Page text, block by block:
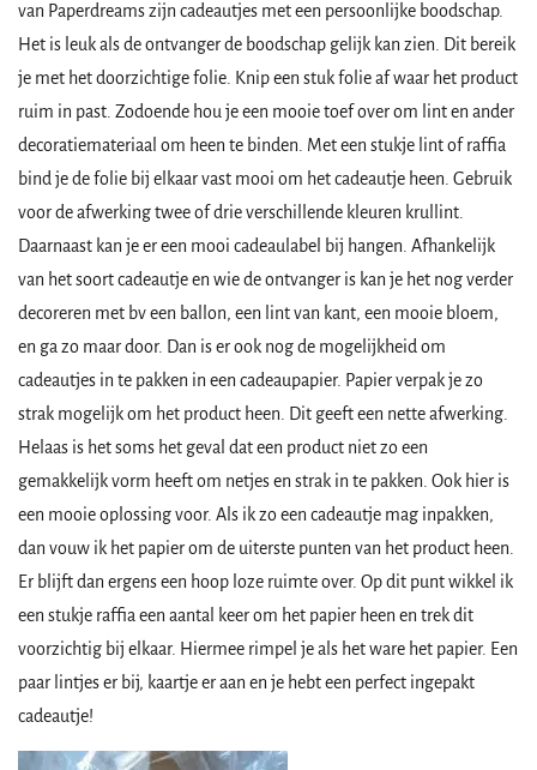
van Paperdreams zijn cadeautjes met een persoonlijke boodschap.
Het is leuk als de ontvanger de boodschap gelijk kan zien. Dit bereik
je met het doorzichtige folie. Knip een stuk folie af waar het product
ruim in past. Zodoende hou je een mooie toef over om lint en ander
decoratiemateriaal om heen te binden. Met een stukje lint of raffia
bind je de folie bij elkaar vast mooi om het cadeautje heen. Gebruik
voor de afwerking twee of drie verschillende kleuren krullint.
Daarnaast kan je er een mooi cadeaulabel bij hangen. Afhankelijk
van het soort cadeautje en wie de ontvanger is kan je het nog verder
decoreren met bv een ballon, een lint van kant, een mooie bloem,
en ga zo maar door. Dan is er ook nog de mogelijkheid om
cadeautjes in te pakken in een cadeaupapier. Papier verpak je zo
strak mogelijk om het product heen. Dit geeft een nette afwerking.
Helaas is het soms het geval dat een product niet zo een
gemakkelijk vorm heeft om netjes en strak in te pakken. Ook hier is
een mooie oplossing voor. Als ik zo een cadeautje mag inpakken,
dan vouw ik het papier om de uiterste punten van het product heen.
Er blijft dan ergens een hoop loze ruimte over. Op dit punt wikkel ik
een stukje raffia een aantal keer om het papier heen en trek dit
voorzichtig bij elkaar. Hiermee rimpel je als het ware het papier. Een
paar lintjes er bij, kaartje er aan en je hebt een perfect ingepakt
cadeautje!